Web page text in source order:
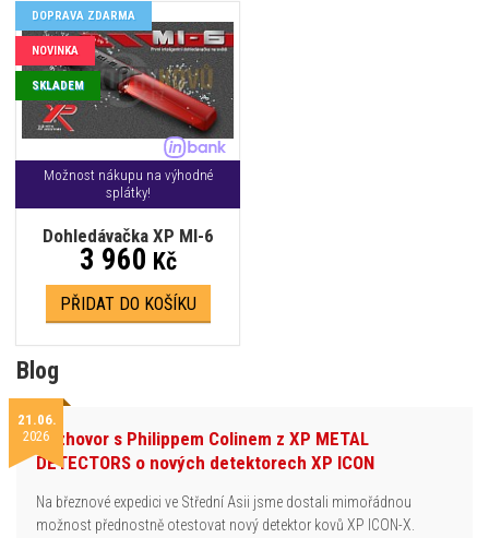
Možnost nákupu na výhodné
splátky!
Dohledávačka XP MI-6
DOPRAVA ZDARMA
NOVINKA
SKLADEM
3 960 Kč
PŘIDAT DO KOŠÍKU
Blog
21.06.
2026Rozhovor s Philippem Colinem z XP METAL
DETECTORS o nových detektorech XP ICON
Na březnové expedici ve Střední Asii jsme dostali mimořádnou
možnost přednostně otestovat nový detektor kovů XP ICON-X.